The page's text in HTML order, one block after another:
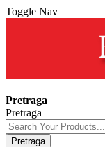
Toggle Nav
Pretraga
Pretraga
Pretraga